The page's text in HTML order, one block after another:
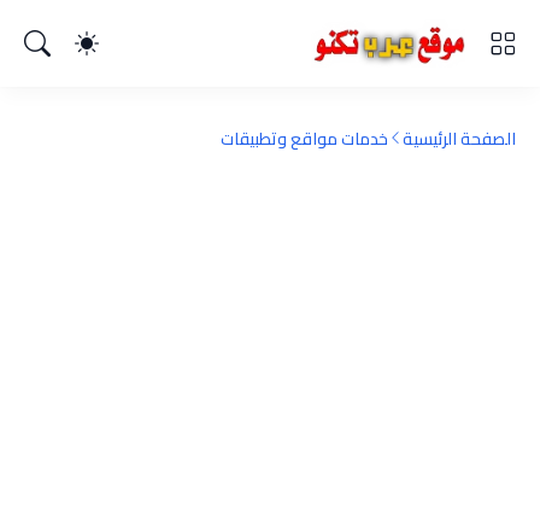
الصفحة الرئيسية خدمات مواقع وتطبيقات